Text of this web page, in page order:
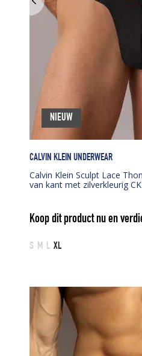
CALVIN KLEIN UNDERWEAR
Calvin Klein Sculpt Lace
van kant met zilverkleurig
Koop dit product nu en
S M L XL
NIEUW